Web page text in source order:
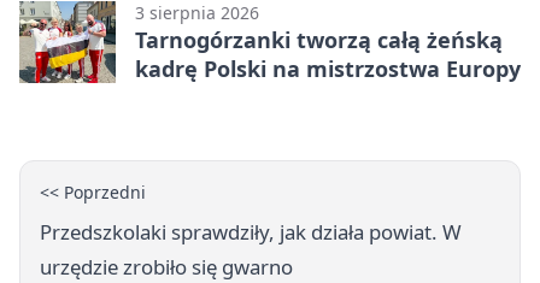
3 sierpnia 2026
Tarnogórzanki tworzą całą żeńską
kadrę Polski na mistrzostwa Europy
<< Poprzedni
Przedszkolaki sprawdziły, jak działa powiat. W
urzędzie zrobiło się gwarno